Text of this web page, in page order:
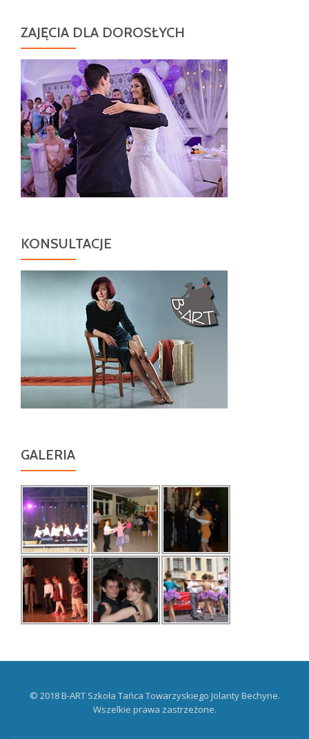
ZAJĘCIA DLA DOROSŁYCH
KONSULTACJE
GALERIA
© 2018 B-ART Szkoła Tańca Towarzyskiego Jolanty Bechyne.
Wszelkie prawa zastrzeżone.